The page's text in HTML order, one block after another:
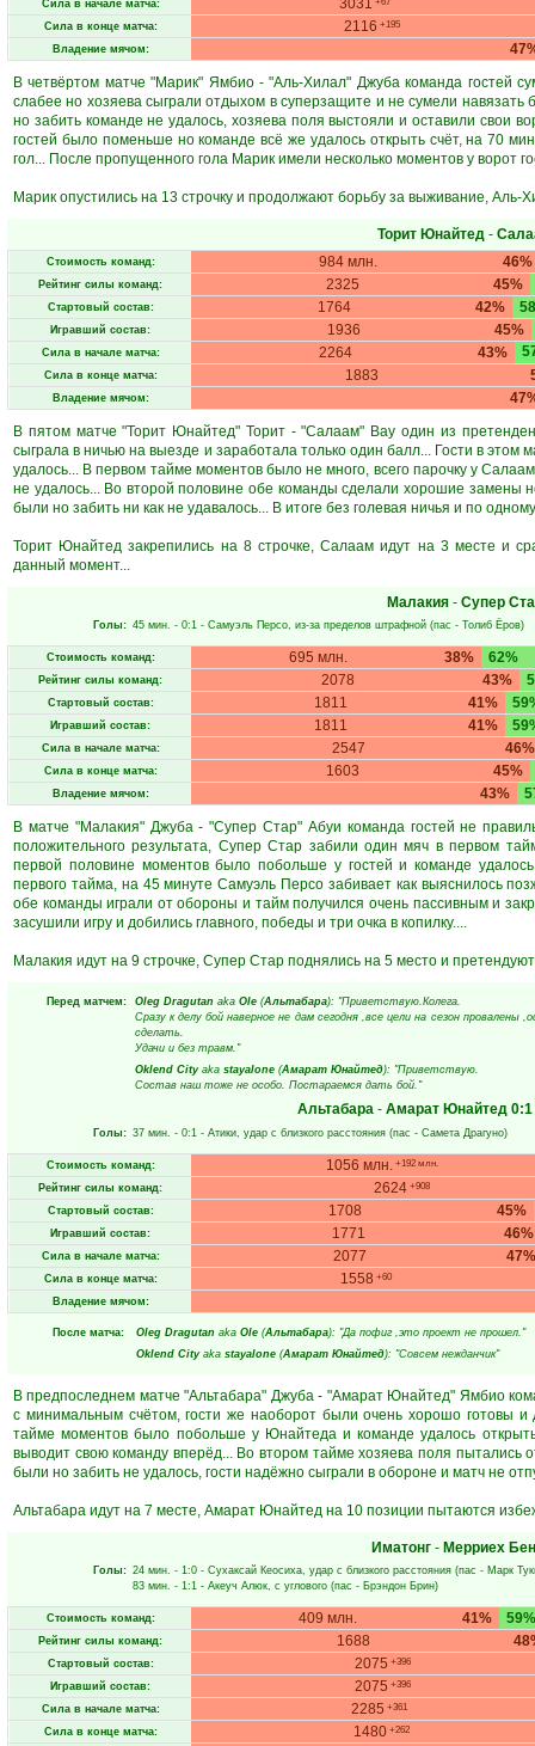
Сила в начале матча: 3031
Сила в конце матча: 2116 +195
Владение мячом:
В четвёртом матче "Марик" Ямбио - "Аль-Хилал" Джуба команда гостей
слабее но хозяева сыграли отдыхом в суперзащите и не сумели
но забить команде не удалось, хозяева поля выстояли и оставили свои
гостей было поменьше но команде всё же удалось открыть счёт, на 70
гол... После пропущенного гола Марик имели несколько моментов у ворот
Марик опустились на 13 строчку и продолжают борьбу за выживание, Аль-
Торит Юнайтед -
Стоимость команд: 46%
984 млн.
Рейтинг силы команд: 45%
2325
Стартовый состав: 42%
1764
Игравший состав: 45%
1936
Сила в начале матча: 43%
2264
Сила в конце матча: 1883
Владение мячом:
В пятом матче "Торит Юнайтед" Торит - "Салаам" Вау один из
сыграла в ничью на выезде и заработала только один балл... Гости в
удалось... В первом тайме моментов было не много, всего парочку у
не удалось... Во второй половине обе команды сделали хорошие замены
были но забить ни как не удавалось... В итоге без голевая ничья и по
Торит Юнайтед закрепились на 8 строчке, Салаам идут на 3 месте и
данный момент...
Малакия - Супер
Голы: 45 мин. - 0:1 - Самуэль Персо, из-за пределов штрафной (пас - Толиб Ёров)
Стоимость команд: 38%
695 млн. 62%
Рейтинг силы команд: 43%
2078
Стартовый состав: 41%
1811
Игравший состав: 41%
1811
Сила в начале матча: 46%
2547
Сила в конце матча: 45%
1603
Владение мячом: 43%
В матче "Малакия" Джуба - "Супер Стар" Абуи команда гостей не
положительного результата, Супер Стар забили один мяч в первом
первой половине моментов было побольше у гостей и команде
первого тайма, на 45 минуте Самуэль Персо забивает как выяснилось
обе команды играли от обороны и тайм получился очень пассивным и
засушили игру и добились главного, победы и три очка в копилку....
Малакия идут на 9 строчке, Супер Стар поднялись на 5 место и
Перед матчем: Oleg Dragutan aka Ole (Альтабара): "Приветствую.Колега.
Сразу к делу бой наверное не дам сегодня ,все цели на сезон
сделать.
Удачи и без травм."
Oklend City aka stayalone (Амарат Юнайтед): "Приветствую.
Состав наш тоже не особо. Постараемся дать бой."
Альтабара- Амарат Юнайтед 0:1
Голы: 37 мин. - 0:1 - Атики, удар с близкого расстояния (пас - Самета Драгуно)
Стоимость команд: 1056 млн. +192 млн.
Рейтинг силы команд: 2624 +908
Стартовый состав: 45%
1708
Игравший состав: 46%
1771
Сила в начале матча: 47%
2077
Сила в конце матча: 1558 +60
Владение мячом:
После матча: Oleg Dragutan aka Ole (Альтабара): "Да пофиг ,это проект не прошел."
Oklend City aka stayalone (Амарат Юнайтед): "Совсем нежданчик"
В предпоследнем матче "Альтабара" Джуба - "Амарат Юнайтед" Ямбио
с минимальным счётом, гости же наоборот были очень хорошо готовы и
тайме моментов было побольше у Юнайтеда и команде удалось
выводит свою команду вперёд... Во втором тайме хозяева поля пытались
были но забить не удалось, гости надёжно сыграли в обороне и матч не
Альтабара идут на 7 месте, Амарат Юнайтед на 10 позиции пытаются
Иматонг- Мерриех
Голы: 24 мин. - 1:0 - Сухаксай Кеосиха, удар с близкого расстояния (пас - Марк
83 мин. - 1:1 - Акеуч Алюк, с углового (пас - Брэндон Брин)
Стоимость команд: 41%
409 млн. 59%
Рейтинг силы команд: 1688
Стартовый состав: 2075 +396
Игравший состав: 2075 +396
Сила в начале матча: 2285 +361
Сила в конце матча: 1480+262